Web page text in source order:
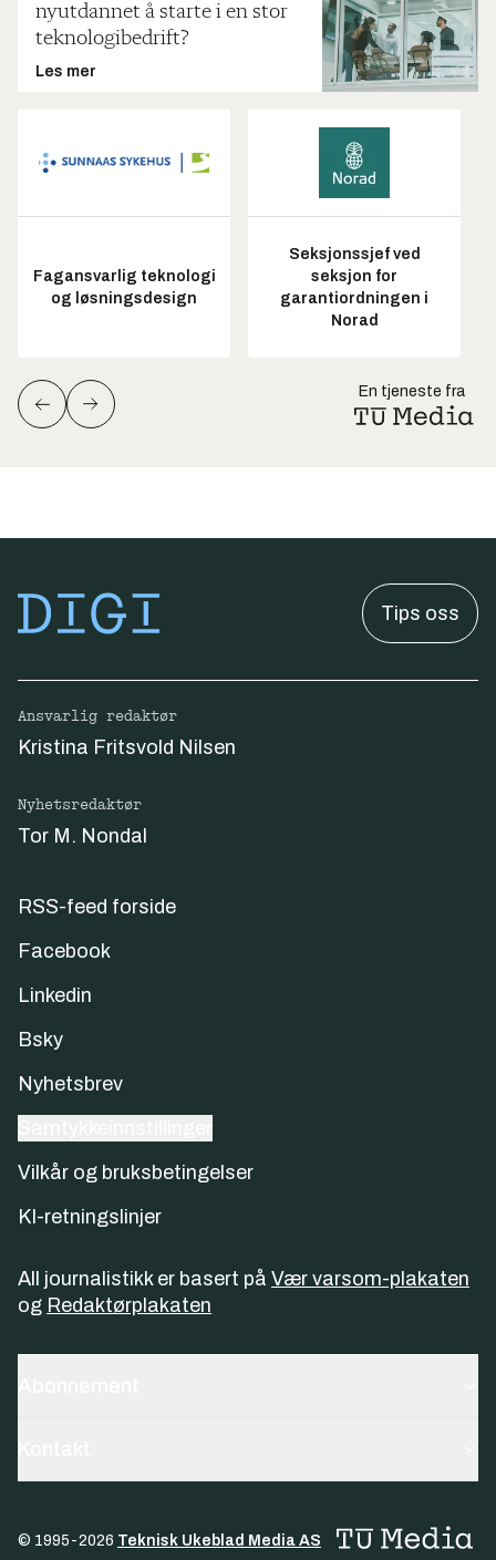
nyutdannet å starte i en stor
teknologibedrift?
Les mer
Fagansvarlig teknologi
og løsningsdesign
Seksjonssjef ved
seksjon for
garantiordningen i
Norad
En tjeneste fra
Tips oss
Ansvarlig redaktør
Kristina Fritsvold Nilsen
Nyhetsredaktør
Tor M. Nondal
RSS-feed forside
Facebook
Linkedin
Bsky
Nyhetsbrev
Vilkår og bruksbetingelser
KI-retningslinjer
All journalistikk er basert på Vær varsom-plakaten
og Redaktørplakaten
© 1995-2026 Teknisk Ukeblad Media AS